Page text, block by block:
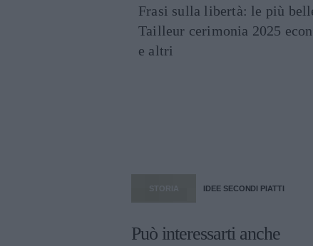
Frasi sulla libertà: le più
Tailleur cerimonia 2025
e altri
STORIA IDEE SECONDI PIATTI
Può interessarti anche